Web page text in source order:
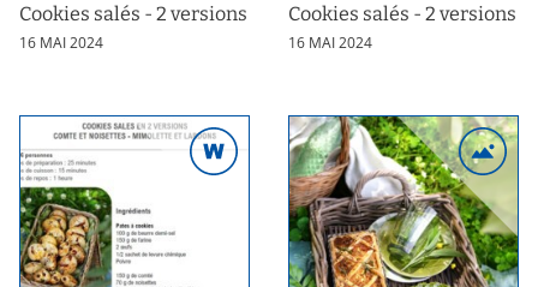
Cookies salés - 2 versions
16 MAI 2024
Cookies salés - 2 versions
16 MAI 2024